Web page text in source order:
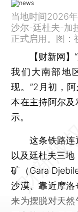
当地时间2026
沙尔-廷杜夫-加
正式启用。图：
【财新网】
我们大南部地
现。”2月初，
本在主持阿尔
示。
这条铁路连
以及廷杜夫三地
矿（Gara
沙漠、靠近摩
来为摆脱对天